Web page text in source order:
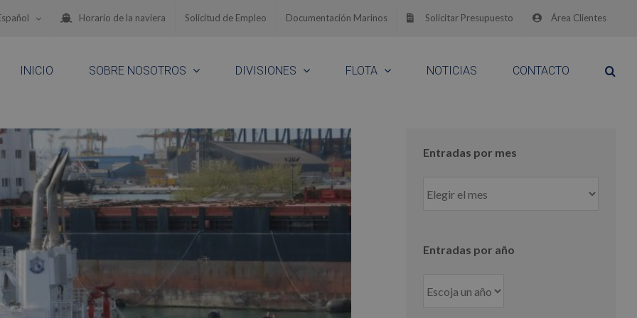
Horario de la naviera Solicitud de Empleo Documentación Marinos Solicitar Presupuesto Área Clientes
INICIO SOBRE NOSOTROS DIVISIONES FLOTA NOTICIAS CONTACTO
Entradas por mes
por
Entradas por año